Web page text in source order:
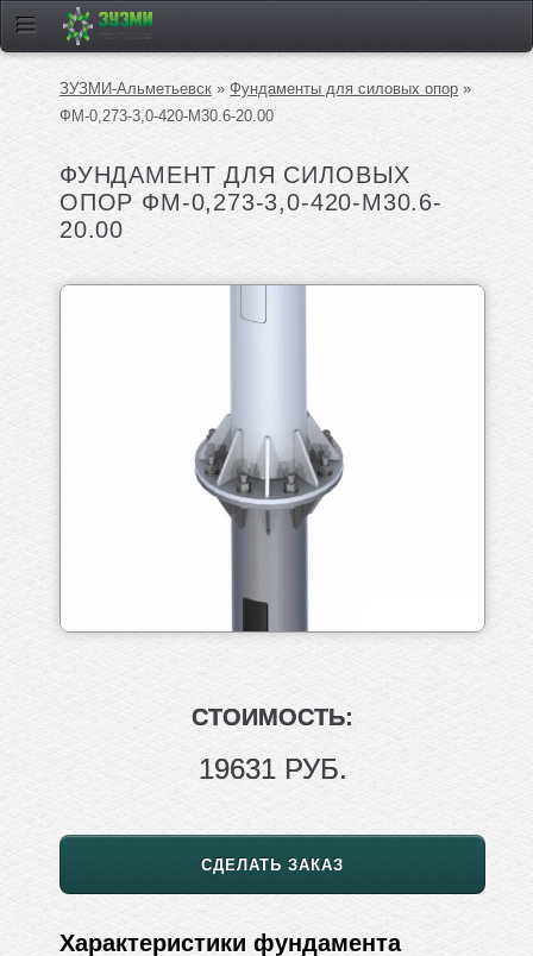
ЗУЗМИ-Альметьевск » Фундаменты для силовых опор »
ФМ-0,273-3,0-420-М30.6-20.00
ФУНДАМЕНТ ДЛЯ СИЛОВЫХ
ОПОР ФМ-0,273-3,0-420-М30.6-
20.00
СТОИМОСТЬ:
19631 РУБ.
СДЕЛАТЬ ЗАКАЗ
Характеристики фундамента